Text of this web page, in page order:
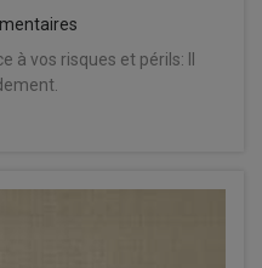
à vos risques et périls: Il